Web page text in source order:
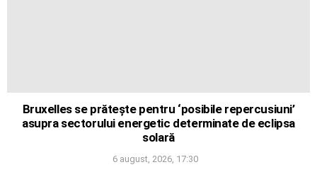
Bruxelles se prătește pentru ‘posibile repercusiuni’
asupra sectorului energetic determinate de eclipsa
solară
6 august, 2026, 17:30